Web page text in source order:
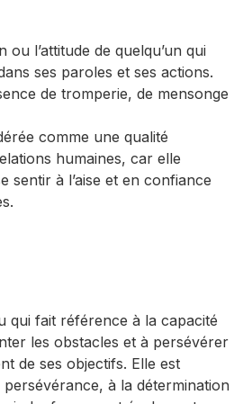
ou l’attitude de quelqu’un qui
ses paroles et ses actions.
de tromperie, de mensonge
comme une qualité
humaines, car elle
sentir à l’aise et en confiance
qui fait référence à la capacité
les obstacles et à persévérer
de ses objectifs. Elle est
à la détermination